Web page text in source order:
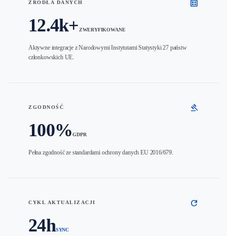
ŹRÓDŁA DANYCH dataset
12.4k+ZWERYFIKOWANE
Aktywne integracje z Narodowymi Instytutami Statystyki 27 państw
członkowskich UE.
ZGODNOŚĆ gavel
100%GDPR
Pełna zgodność ze standardami ochrony danych EU 2016/679.
CYKL AKTUALIZACJI refresh
24hSYNC